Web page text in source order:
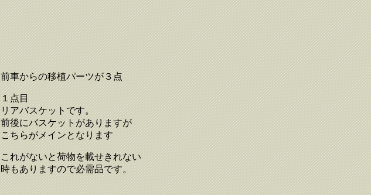
前車からの移植パーツが３点
１点目
リアバスケットです。
前後にバスケットがありますが
こちらがメインとなります
これがないと荷物を載せきれない
時もありますので必需品です。